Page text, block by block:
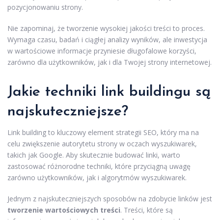
pozycjonowaniu strony.
Nie zapominaj, że tworzenie wysokiej jakości treści to proces.
Wymaga czasu, badań i ciągłej analizy wyników, ale inwestycja
w wartościowe informacje przyniesie długofalowe korzyści,
zarówno dla użytkowników, jak i dla Twojej strony internetowej.
Jakie techniki link buildingu są
najskuteczniejsze?
Link building to kluczowy element strategii SEO, który ma na
celu zwiększenie autorytetu strony w oczach wyszukiwarek,
takich jak Google. Aby skutecznie budować linki, warto
zastosować różnorodne techniki, które przyciągną uwagę
zarówno użytkowników, jak i algorytmów wyszukiwarek.
Jednym z najskuteczniejszych sposobów na zdobycie linków jest
tworzenie wartościowych treści. Treści, które są